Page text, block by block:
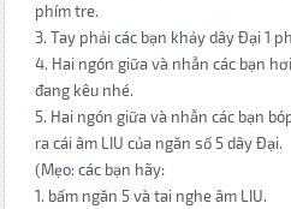
phím tre.
3. Tay phải các bạn khảy dây Đại 1
4. Hai ngón giữa và nhẫn các bạn
đang kêu nhé.
5. Hai ngón giữa và nhẫn các bạn
ra cái âm LIU của ngăn số 5 dây Đại.
(Mẹo: các bạn hãy:
1. bấm ngăn 5 và tai nghe âm LIU.